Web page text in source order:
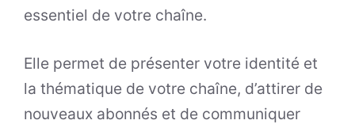
essentiel de votre chaîne.
Elle permet de présenter votre identité et
la thématique de votre chaîne, d’attirer de
nouveaux abonnés et de communiquer